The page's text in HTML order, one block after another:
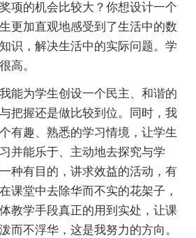
项的机会比较大？你想设计一个
更加直观地感受到了生活中的数
识，解决生活中的实际问题。学
高。
为学生创设一个民主、和谐的
把握还是做比较到位。同时，我
有趣、熟悉的学习情境，让学生
并能乐于、主动地去探究与学
种有目的，讲求效益的活动，有
课堂中去除华而不实的花架子，
教学手段真正的用到实处，让课
而不浮华，这是我努力的方向。